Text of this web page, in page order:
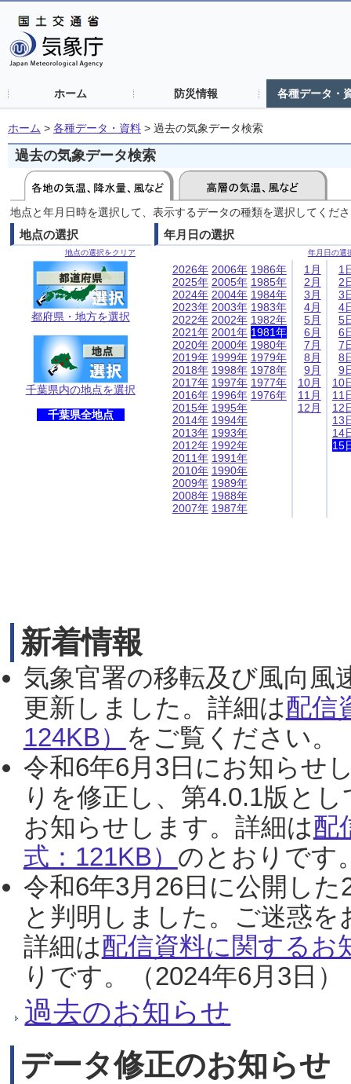
ホーム 防災情報 各種データ・
ホーム > 各種データ・資料 > 過去の気象データ検索
過去の気象データ検索
地点と年月日時を選択して、表示するデータの種類を選択してくだ
地点の選択
地点の選択をクリア
都府県・地方を選択
千葉県内の地点を選択
千葉県全地点
年月日の選択
年月日の選
2026年
2025年
2024年
2023年
2022年
2021年
2020年
2019年
2018年
2017年
2016年
2015年
2014年
2013年
2012年
2011年
2010年
2009年
2008年
2007年
2006年
2005年
2004年
2003年
2002年
2001年
2000年
1999年
1998年
1997年
1996年
1995年
1994年
1993年
1992年
1991年
1990年
1989年
1988年
1987年
1986年
1985年
1984年
1983年
1982年
1981年
1980年
1979年
1978年
1977年
1976年
1月
2月
3月
4月
5月
6月
7月
8月
9月
10月
11月
12月
1
2
3
4
5
6
7
8
9
10
11
12
13
14
15
新着情報
気象官署の移転及び風向風
更新しました。詳細は配信
124KB） をご覧ください。
令和6年6月3日にお知らせ
りを修正し、第4.0.1版と
お知らせします。詳細は配
式：121KB） のとおりです
令和6年3月26日に公開し
と判明しました。ご迷惑
詳細は配信資料に関するお
りです。（2024年6月3日）
過去のお知らせ
データ修正のお知らせ